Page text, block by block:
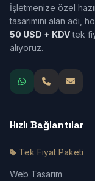
İşletmenize özel
tasarımını alan adı,
50 USD + KDVtek
alıyoruz.
Hızlı Bağlantılar
Tek Fiyat Paketi
Web Tasarım